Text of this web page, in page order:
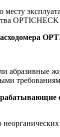
месту
OPTICHECK
абразивные